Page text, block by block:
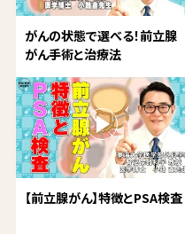
がんの状態で選べる！前立腺
がん手術と治療法
【前立腺がん】特徴とPSA検査